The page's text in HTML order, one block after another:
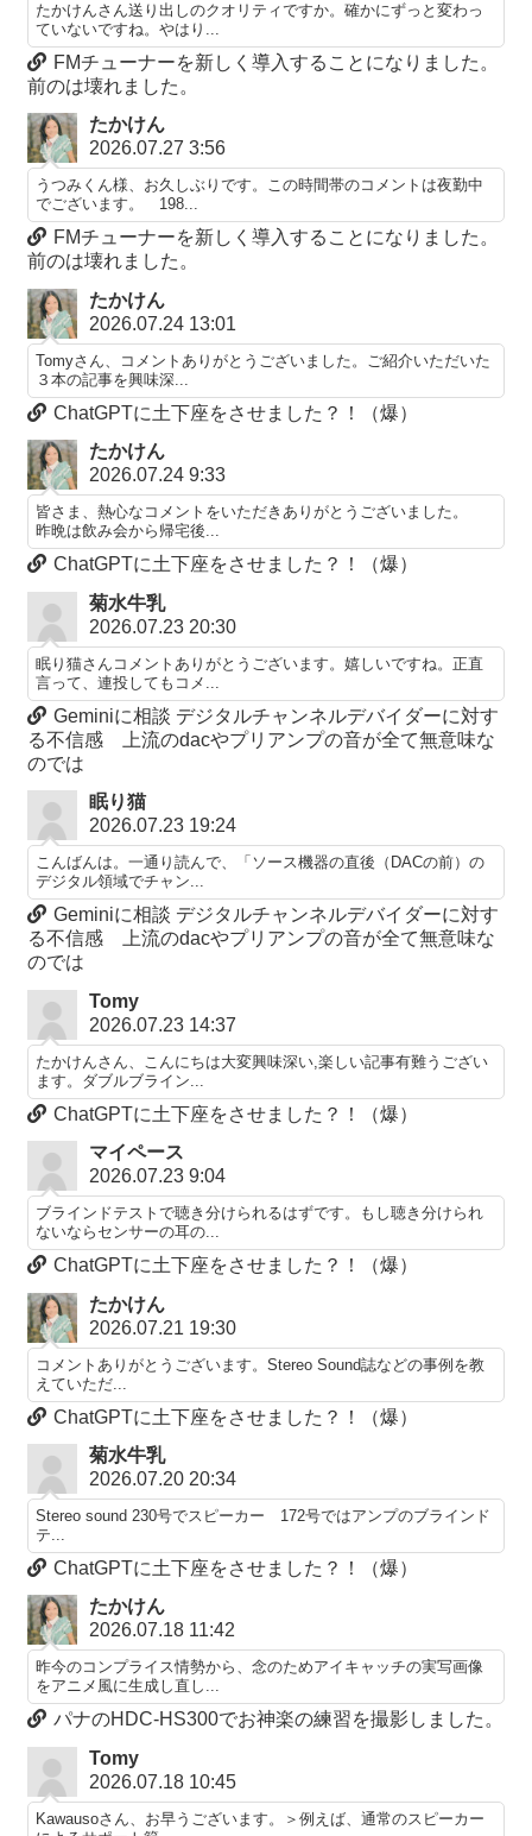
たかけんさん送り出しのクオリティですか。確かにずっと変わっ
ていないですね。やはり...
FMチューナーを新しく導入することになりました。
前のは壊れました。
たかけん
2026.07.27 3:56
うつみくん様、お久しぶりです。この時間帯のコメントは夜勤中
でございます。 198...
FMチューナーを新しく導入することになりました。
前のは壊れました。
たかけん
2026.07.24 13:01
Tomyさん、コメントありがとうございました。ご紹介いただいた
３本の記事を興味深...
ChatGPTに土下座をさせました？！（爆）
たかけん
2026.07.24 9:33
皆さま、熱心なコメントをいただきありがとうございました。
昨晩は飲み会から帰宅後...
ChatGPTに土下座をさせました？！（爆）
菊水牛乳
2026.07.23 20:30
眠り猫さんコメントありがとうございます。嬉しいですね。正直
言って、連投してもコメ...
Geminiに相談 デジタルチャンネルデバイダーに対す
る不信感 上流のdacやプリアンプの音が全て無意味な
のでは
眠り猫
2026.07.23 19:24
こんばんは。一通り読んで、「ソース機器の直後（DACの前）の
デジタル領域でチャン...
Geminiに相談 デジタルチャンネルデバイダーに対す
る不信感 上流のdacやプリアンプの音が全て無意味な
のでは
Tomy
2026.07.23 14:37
たかけんさん、こんにちは大変興味深い,楽しい記事有難うござい
ます。ダブルブライン...
ChatGPTに土下座をさせました？！（爆）
マイペース
2026.07.23 9:04
ブラインドテストで聴き分けられるはずです。もし聴き分けられ
ないならセンサーの耳の...
ChatGPTに土下座をさせました？！（爆）
たかけん
2026.07.21 19:30
コメントありがとうございます。Stereo Sound誌などの事例を教
えていただ...
ChatGPTに土下座をさせました？！（爆）
菊水牛乳
2026.07.20 20:34
Stereo sound 230号でスピーカー 172号ではアンプのブラインド
テ...
ChatGPTに土下座をさせました？！（爆）
たかけん
2026.07.18 11:42
昨今のコンプライス情勢から、念のためアイキャッチの実写画像
をアニメ風に生成し直し...
パナのHDC-HS300でお神楽の練習を撮影しました。
Tomy
2026.07.18 10:45
Kawausoさん、お早うございます。＞例えば、通常のスピーカー